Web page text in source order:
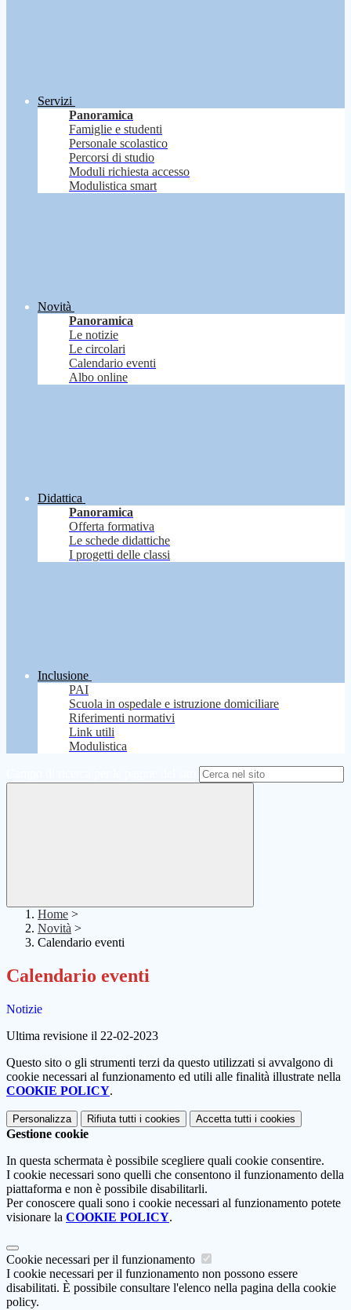
Servizi
Panoramica
Famiglie e studenti
Personale scolastico
Percorsi di studio
Moduli richiesta accesso
Modulistica smart
Novità
Panoramica
Le notizie
Le circolari
Calendario eventi
Albo online
Didattica
Panoramica
Offerta formativa
Le schede didattiche
I progetti delle classi
Inclusione
PAI
Scuola in ospedale e istruzione domiciliare
Riferimenti normativi
Link utili
Modulistica
Home >
Novità >
Calendario eventi
Calendario eventi
Notizie
Ultima revisione il 22-02-2023
Questo sito o gli strumenti terzi da questo utilizzati si avvalgono di
cookie necessari al funzionamento ed utili alle finalità illustrate nella
COOKIE POLICY.
Personalizza Rifiuta tutti i cookies Accetta tutti i cookies
Gestione cookie
In questa schermata è possibile scegliere quali cookie consentire.
I cookie necessari sono quelli che consentono il funzionamento della
piattaforma e non è possibile disabilitarli.
Per conoscere quali sono i cookie necessari al funzionamento potete
visionare la COOKIE POLICY.
Cookie necessari per il funzionamento
I cookie necessari per il funzionamento non possono essere
disabilitati. È possibile consultare l'elenco nella pagina della cookie
policy.